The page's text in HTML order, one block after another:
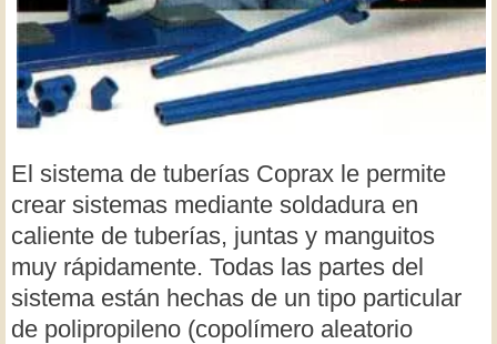
El sistema de tuberías Coprax le permite
crear sistemas mediante soldadura en
caliente de tuberías, juntas y manguitos
muy rápidamente. Todas las partes del
sistema están hechas de un tipo particular
de polipropileno (copolímero aleatorio